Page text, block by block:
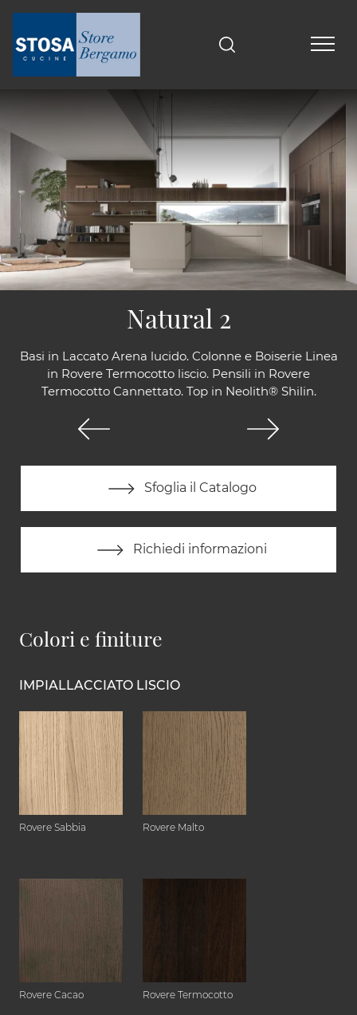
Basi in Laccato Arena lucido. Colonne e Boiserie Linea
in Rovere Termocotto liscio. Pensili in Rovere
Termocotto Cannettato. Top in Neolith® Shilin.
Sfoglia il Catalogo
Richiedi informazioni
Natural 2
Colori e finiture
IMPIALLACCIATO LISCIO
Rovere Sabbia Rovere Malto
Rovere Cacao Rovere Termocotto